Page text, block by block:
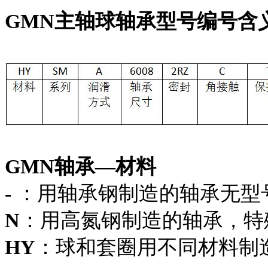
GMN主轴球轴承型号编号含
GMN轴承—材料
-
：用轴承钢制造的轴承无
N ：用高氮钢制造的轴承，
HY ：球和套圈用不同材料